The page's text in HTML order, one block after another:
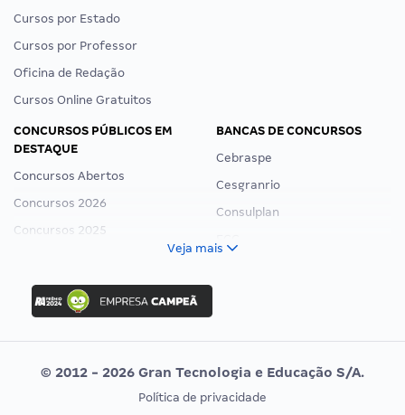
Cursos por Estado
Cursos por Professor
Oficina de Redação
Cursos Online Gratuitos
CONCURSOS PÚBLICOS EM
DESTAQUE
Concursos Abertos
Concursos 2026
Concursos 2025
Concurso Ibama
Concurso MPU
Editais publicados
BANCAS DE CONCURSOS
Cebraspe
Cesgranrio
Consulplan
Vunesp
CONCURSOS POR PROFISSÃO EXAME DE ORDEM
Veja mais
© 2012 - 2026 Gran Tecnologia e Educação S/A.
Política de privacidade